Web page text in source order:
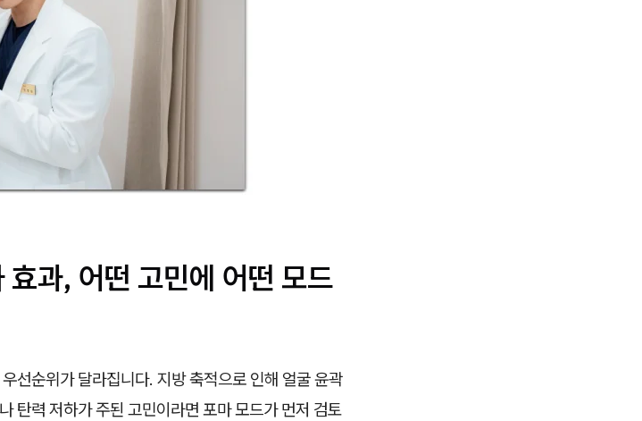
과, 어떤 고민에 어떤 모드
선순위가 달라집니다. 지방 축적으로 인해 얼굴 윤곽
탄력 저하가 주된 고민이라면 포마 모드가 먼저 검토